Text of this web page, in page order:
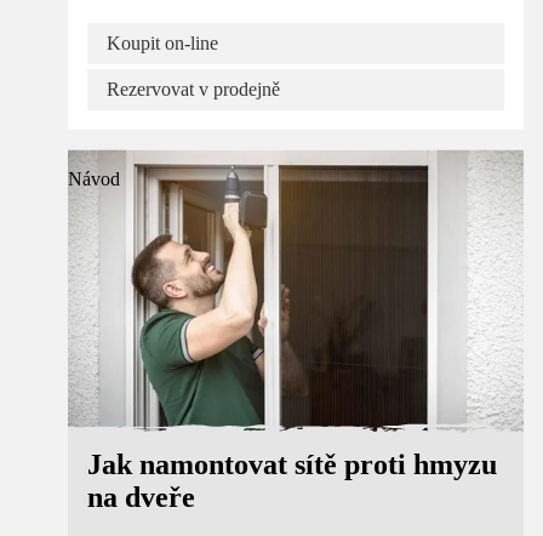
Koupit on-line
Rezervovat v prodejně
Návod
Jak namontovat sítě proti hmyzu
na dveře